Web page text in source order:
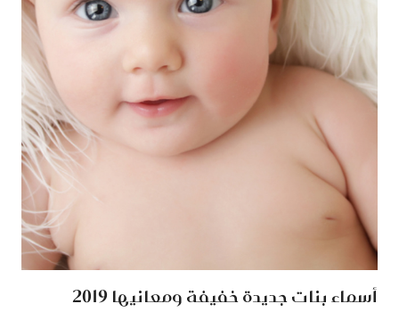
أسماء بنات جديدة خفيفة ومعانيها 2019